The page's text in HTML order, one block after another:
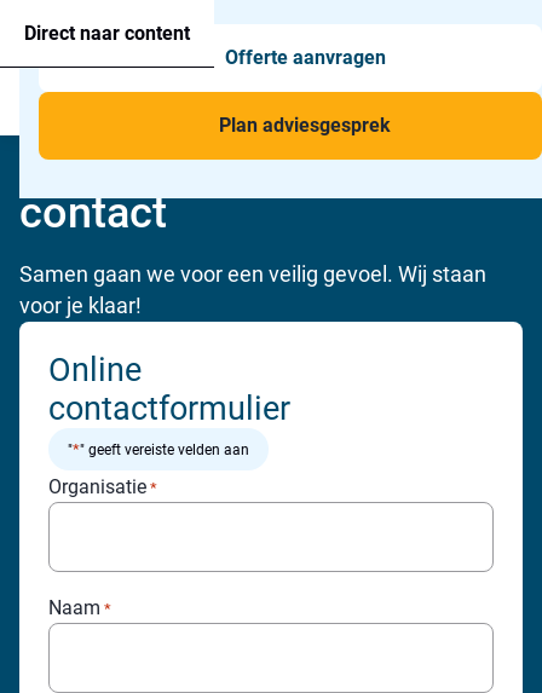
Direct naar content
Menu
Agressie alarmering
Man-down & BHV Alarmering
Voor wie
Toepassingen
Offerte aanvragen
Plan adviesgesprek
Wij komen graag met je in
contact
Samen gaan we voor een veilig gevoel. Wij staan
voor je klaar!
Online
contactformulier
"*" geeft vereiste velden aan
Organisatie *
Naam *